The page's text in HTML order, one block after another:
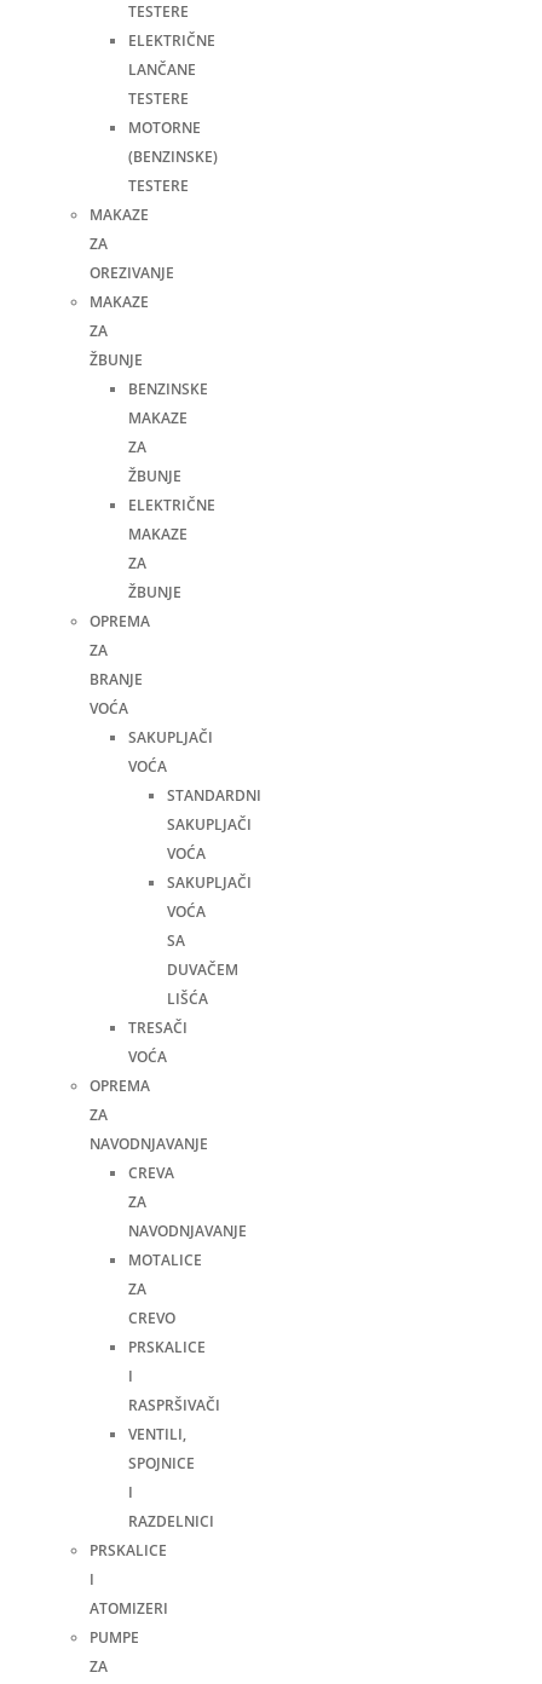
TESTERE
ELEKTRIČNE
LANČANE
TESTERE
MOTORNE
(BENZINSKE)
TESTERE
MAKAZE
ZA
OREZIVANJE
MAKAZE
ZA
ŽBUNJE
BENZINSKE
MAKAZE
ZA
ŽBUNJE
ELEKTRIČNE
MAKAZE
ZA
ŽBUNJE
OPREMA
ZA
BRANJE
VOĆA
SAKUPLJAČI
VOĆA
STANDARDNI
SAKUPLJAČI
VOĆA
SAKUPLJAČI
VOĆA
SA
DUVAČEM
LIŠĆA
TRESAČI
VOĆA
OPREMA
ZA
NAVODNJAVANJE
CREVA
ZA
NAVODNJAVANJE
MOTALICE
ZA
CREVO
PRSKALICE
I
RASPRŠIVAČI
VENTILI,
SPOJNICE
I
RAZDELNICI
PRSKALICE
I
ATOMIZERI
PUMPE
ZA